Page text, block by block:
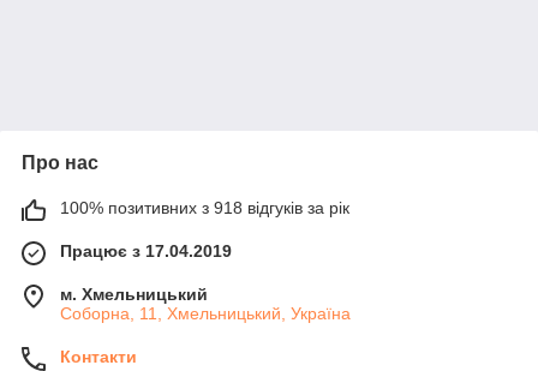
Про нас
100% позитивних з 918 відгуків за рік
Працює з 17.04.2019
м. Хмельницький
Соборна, 11, Хмельницький, Україна
Контакти